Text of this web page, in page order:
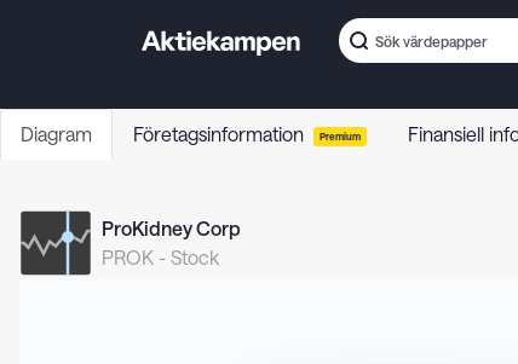
Diagram Företagsinformation Premium Finansiell
ProKidney Corp
PROK - Stock